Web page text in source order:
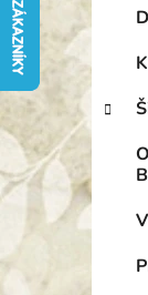
n
í
p
e
l
e
o
i